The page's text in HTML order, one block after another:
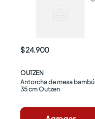
$ 24.900
OUTZEN
Antorcha de mesa bambú
35 cm Outzen